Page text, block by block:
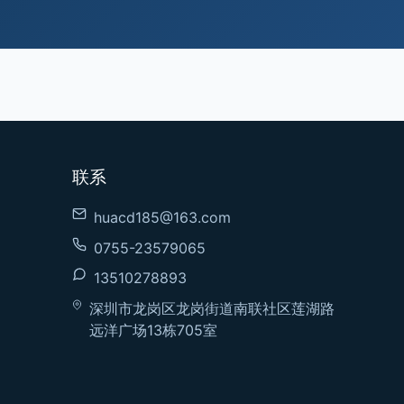
联系
huacd185@163.com
0755-23579065
13510278893
深圳市龙岗区龙岗街道南联社区莲湖路
远洋广场13栋705室